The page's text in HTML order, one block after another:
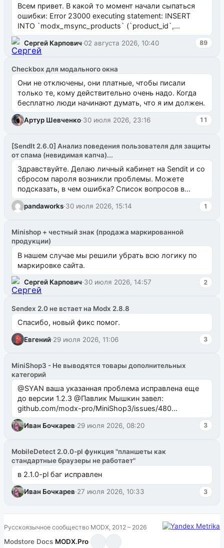
Всем привет. В какой то момент начали сыпаться
ошибки: Error 23000 executing statement: INSERT
INTO `modx_msync_products` (`product_id`,
`uuid_1c`) VALUES ...
Сергей Карпович·02 августа 2026, 10:40 89
Checkbox для модального окна
Они не отключены, они платные, чтобы писали
только те, кому действительно очень надо. Когда
бесплатно люди начинают думать, что я им должен.
Артур Шевченко·30 июля 2026, 23:16 11
[SendIt 2.6.0] Анализ поведения пользователя для защиты
от спама (невидимая капча)...
Здравствуйте. Делаю личный кабинет на Sendit и со
сбросом пароля возникли проблемы. Можете
подсказать, в чем ошибка? Список вопросов в
одноименном разделе на modx.pro пока пуст, и,...
pandaworks·30 июля 2026, 15:14 1
Minishop + честный знак (продажа маркированной
продукции)
В нашем случае мы решили убрать всю логику по
маркировке сайта.
Сергей Карпович·30 июля 2026, 14:57 2
Sendex 2.0 не встает на Modx 2.8.8
Спасибо, новый фикс помог.
Евгений·29 июля 2026, 11:06 3
MiniShop3 - Не выводятся товары дополнительных
категорий
@SYAN ваша указанная проблема исправлена еще
до версии 1.2.3 @Павлик Мышкин завел:
github.com/modx-pro/MiniShop3/issues/480
github.com/modx-pro/MiniShop3/issues/481Исправим
в б...
Иван Бочкарев·29 июля 2026, 08:20 3
MobileDetect 2.0.0-pl функция "планшеты как
стандартные браузеры не работает"
в 2.1.0-pl баг исправлен
Иван Бочкарев·27 июля 2026, 10:33 3
Русскоязычное сообщество MODX, 2012 – 2026
Modstore·Docs·MODX.Pro·